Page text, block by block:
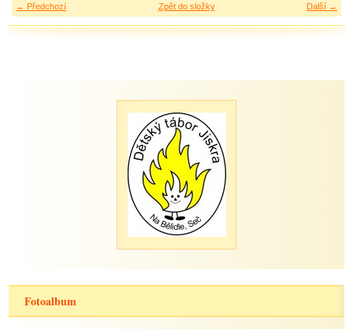
← Předchozí Další →
Zpět do složky
Fotoalbum